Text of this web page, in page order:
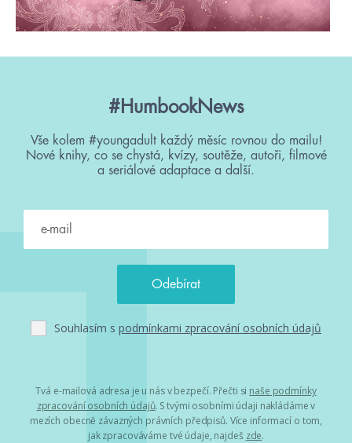
#HumbookNews
Vše kolem #youngadult každý měsíc rovnou do mailu!
Nové knihy, co se chystá, kvízy, soutěže, autoři, filmové
a seriálové adaptace a další.
Souhlasím s podmínkami zpracování osobních údajů
Tvá e-mailová adresa je u nás v bezpečí. Přečti si naše podmínky
zpracování osobních údajů. S tvými osobními údaji nakládáme v
mezích obecně závazných právních předpisů. Více informací o tom,
jak zpracováváme tvé údaje, najdeš zde.